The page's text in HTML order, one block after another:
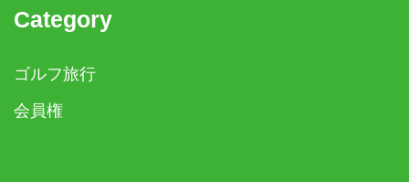
Category
ゴルフ旅行
会員権